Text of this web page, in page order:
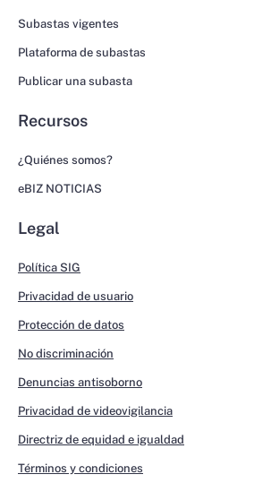
Subastas vigentes
Plataforma de subastas
Publicar una subasta
Recursos
¿Quiénes somos?
eBIZ NOTICIAS
Legal
Política SIG
Privacidad de usuario
Protección de datos
No discriminación
Denuncias antisoborno
Privacidad de videovigilancia
Directriz de equidad e igualdad
Términos y condiciones